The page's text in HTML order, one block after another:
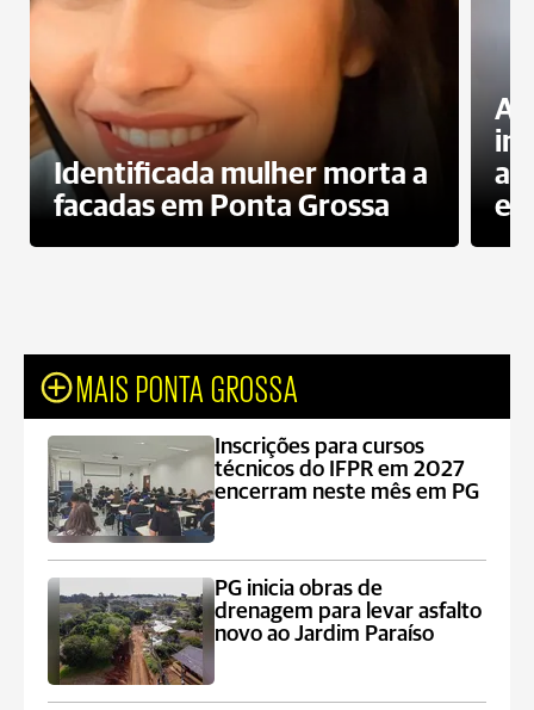
Identificada mulher morta a
facadas em Ponta Grossa
MAIS PONTA GROSSA
Inscrições para cursos
técnicos do IFPR em 2027
encerram neste mês em PG
PG inicia obras de
drenagem para levar asfalto
novo ao Jardim Paraíso